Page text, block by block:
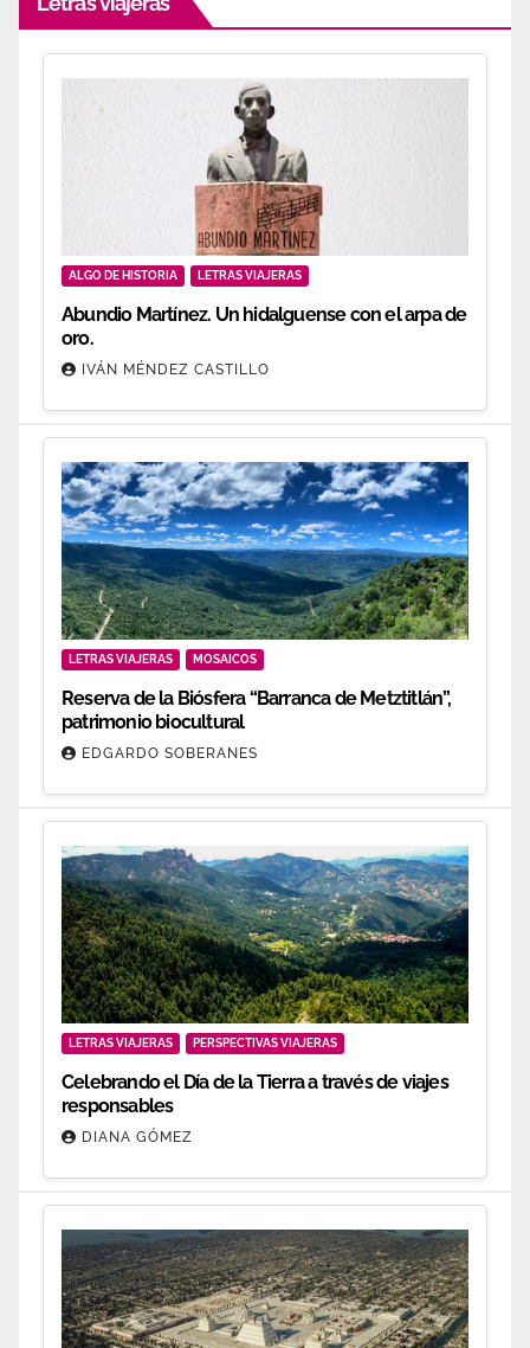
ALGO DE HISTORIA LETRAS VIAJERAS
Abundio Martínez. Un hidalguense con el arpa de
oro.
IVÁN MÉNDEZ CASTILLO
LETRAS VIAJERAS MOSAICOS
Reserva de la Biósfera “Barranca de Metztitlán”,
patrimonio biocultural
EDGARDO SOBERANES
LETRAS VIAJERAS PERSPECTIVAS VIAJERAS
Celebrando el Día de la Tierra a través de viajes
responsables
DIANA GÓMEZ